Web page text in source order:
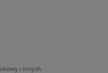
i innych